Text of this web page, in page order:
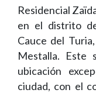
Residencial
en el distrito
Cauce del
Mestalla. Este
ubicación
ciudad, con el